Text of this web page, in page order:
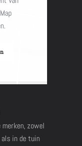
merken, zowel
als in de tuin